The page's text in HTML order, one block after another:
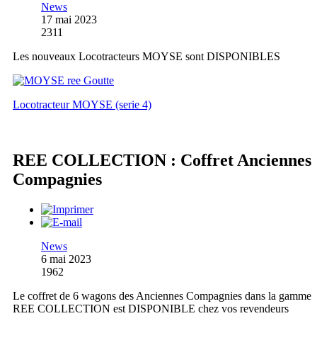
News
17 mai 2023
2311
Les nouveaux Locotracteurs MOYSE sont DISPONIBLES
Locotracteur MOYSE (serie 4)
REE COLLECTION : Coffret Anciennes
Compagnies
News
6 mai 2023
1962
Le coffret de 6 wagons des Anciennes Compagnies dans la gamme
REE COLLECTION est DISPONIBLE chez vos revendeurs